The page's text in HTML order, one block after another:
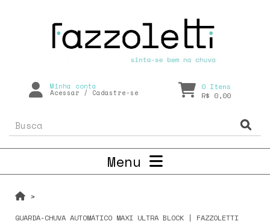
Minha conta
Acessar / Cadastre-se
0 Itens
R$ 0,00
Menu
GUARDA-CHUVA AUTOMÁTICO MAXI ULTRA BLOCK | FAZZOLETTI